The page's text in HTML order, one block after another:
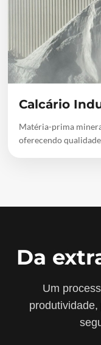
Calcário
Matéria-prima
oferecendo
Da
Um